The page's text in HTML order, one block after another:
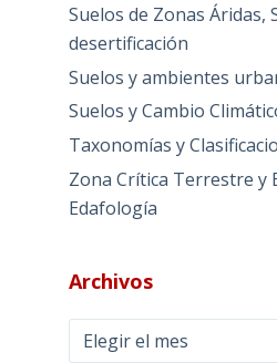
Suelos de Zonas Áridas,
desertificación
Suelos y ambientes
Suelos y Cambio
Taxonomías y
Zona Crítica Terrestre y
Edafología
Archivos
Archivos